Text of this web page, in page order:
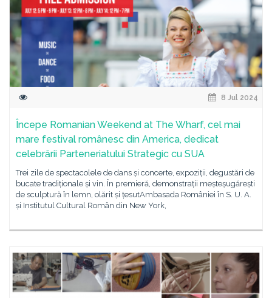
8 Jul 2024
Începe Romanian Weekend at The Wharf, cel mai
mare festival românesc din America, dedicat
celebrării Parteneriatului Strategic cu SUA
Trei zile de spectacolele de dans și concerte, expoziții, degustări de
bucate tradiționale și vin. În premieră, demonstrații meșteșugărești
de sculptură în lemn, olărit și țesutAmbasada României în S. U. A.
și Institutul Cultural Român din New York,